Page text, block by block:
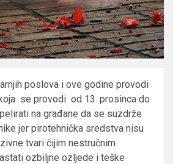
poslova i ove godine provodi
se provodi od 13. prosinca do
na građane da se suzdrže
jer pirotehnička sredstva nisu
tvari čijim nestručnim
ozbiljne ozljede i teške